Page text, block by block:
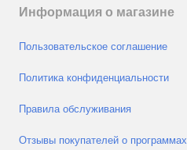
Информация о магазине
Пользовательское соглашение
Политика конфиденциальности
Правила обслуживания
Отзывы покупателей о программах